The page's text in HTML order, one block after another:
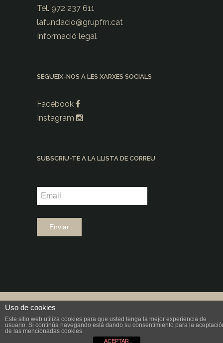
Tel. 972 237 611
lafundacio@grupfrn.cat
Informació legal
SEGUEIX-NOS A LES XARXES SOCIALS
Facebook
Instagram
SUBSCRIU-TE A LA LLISTA DE CORREU
©2026 |
|Disseny: aeiou
Uso de cookies
Este sitio web utiliza cookies para que usted tenga la mejor experiencia de
usuario. Si continúa navegando está dando su consentimiento para la
de las mencionadas cookies.
ACEPTAR